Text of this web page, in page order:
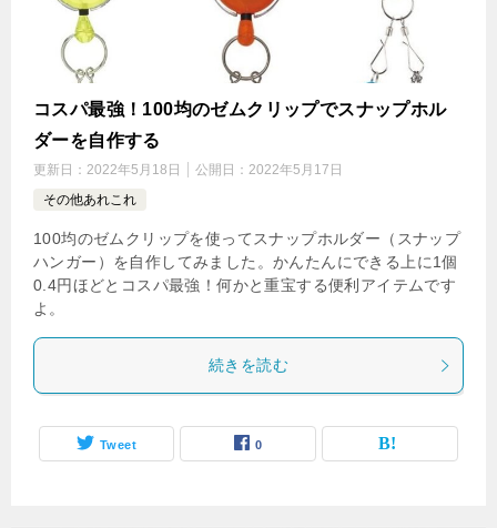
コスパ最強！100均のゼムクリップでスナップホル
ダーを自作する
更新日： 2022年5月18日 公開日： 2022年5月17日
その他あれこれ
100均のゼムクリップを使ってスナップホルダー（スナップ
ハンガー）を自作してみました。かんたんにできる上に1個
0.4円ほどとコスパ最強！何かと重宝する便利アイテムです
よ。
続きを読む
Tweet 0